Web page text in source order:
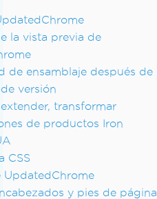
la vista previa de
de ensamblaje después de
versión
transformar
de productos Iron
CSS
UpdatedChrome
y pies de página